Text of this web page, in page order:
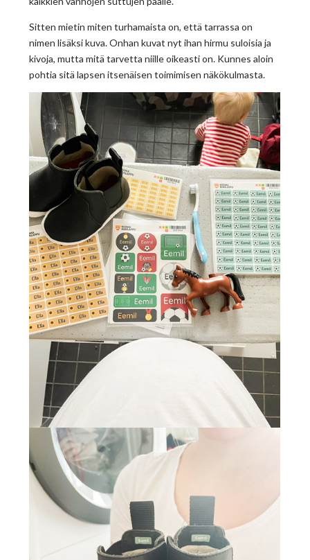
Sitten mietin miten turhamaista on, että tarrassa on
nimen lisäksi kuva. Onhan kuvat nyt ihan hirmu suloisia ja
kivoja, mutta mitä tarvetta niille oikeasti on. Kunnes aloin
pohtia sitä lapsen itsenäisen toimimisen näkökulmasta.